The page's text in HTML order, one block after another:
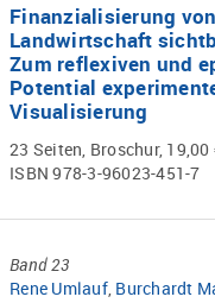
Finanzialisierung von
Landwirtschaft
Zum reflexiven und
Potential
Visualisierung
23 Seiten, Broschur, 19,00
ISBN 978-3-96023-451-7
Band 23
Rene Umlauf, Burchardt